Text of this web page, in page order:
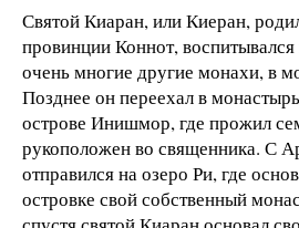
Святой Киаран, или Киеран,
провинции Коннот, воспитывался
очень многие другие монахи, в
Позднее он переехал в
острове Инишмор, где прожил
рукоположен во священника. С
отправился на озеро Ри, где
островке свой собственный